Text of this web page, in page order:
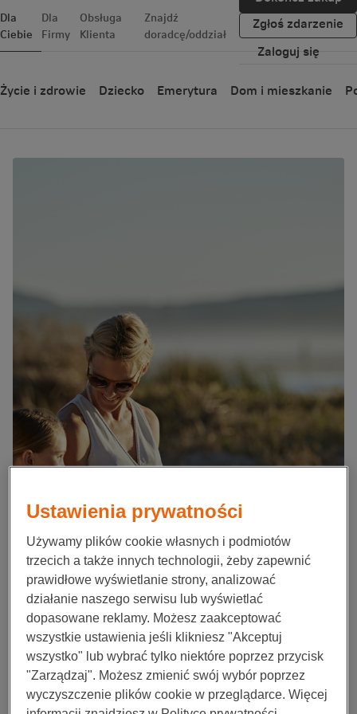
Dla
Ciebie
Dla
Firmy
Obsługa
Klienta
Znajdź
doradcę/oddział
Zgłoś zdarzenie
Zaloguj się
Życie i zdrowie Dziecko Emerytura Dom i mieszkanie
Ustawienia prywatności
Używamy plików cookie własnych i podmiotów
trzecich a także innych technologii, żeby zapewnić
prawidłowe wyświetlanie strony, analizować
działanie naszego serwisu lub wyświetlać
dopasowane reklamy. Możesz zaakceptować
wszystkie ustawienia jeśli klikniesz "Akceptuj
wszystko" lub wybrać tylko niektóre poprzez przycisk
"Zarządzaj". Możesz zmienić swój wybór poprzez
wyczyszczenie plików cookie w przeglądarce. Więcej